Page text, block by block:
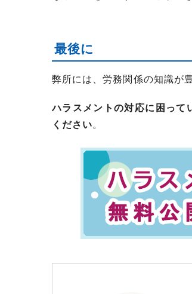
最後に
弊所には、労務関係の知識が
ハラスメントの対応に困って
ください。